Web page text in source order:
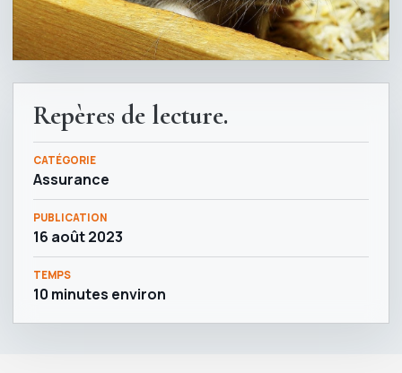
Repères de lecture.
CATÉGORIE
Assurance
PUBLICATION
16 août 2023
TEMPS
10 minutes environ